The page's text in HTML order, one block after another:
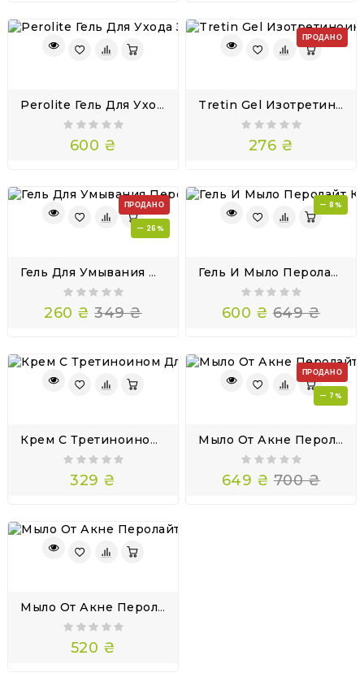
Perolite Гель Для Ухода За Кожей Epiduo Эффезел Адапален 0,1 И Перекись Бензоила 2,5
600 ₴
ПРОДАНО
Tretin Gel Изотретиноин 0.05% — Эффективный Дерматологический Гель 30г
276 ₴
ПРОДАНО
— 26%
Гель Для Умывания Перекись Бензоила Perolite 3% Acne Facewash 100 Мл
260 ₴ 349 ₴
— 8%
Гель И Мыло Перолайт Клиндамицин И Бензоил Пероксид Perolite
600 ₴ 649 ₴
Крем С Третиноином Для Ухода За Проблемной Кожей Tretinoin Cream 0,05%
329 ₴
ПРОДАНО
— 7%
Мыло От Акне Перолайт Perolite Комплекс Гель Для Умывания
649 ₴ 700 ₴
Мыло От Акне Перолайт Бензойл Пероксид 2,5 Soap Perolite
520 ₴